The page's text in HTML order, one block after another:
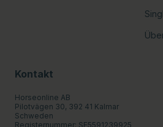
Kontakt
Horseonline AB
Pilotvägen 30, 392 41 Kalmar
Schweden
Registernummer: SE5591239925